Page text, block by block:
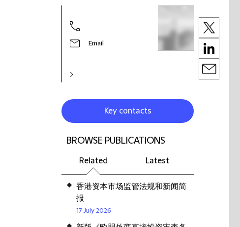
Email
Key contacts
BROWSE PUBLICATIONS
Related Latest
香港资本市场监管法规和新闻简
报
17 July 2026